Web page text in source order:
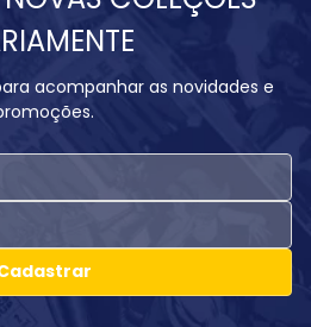
acompanhar as novidades e